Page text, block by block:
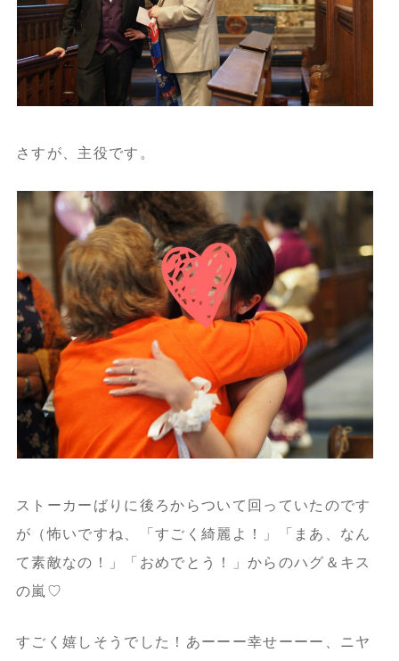
さすが、主役です。
ストーカーばりに後ろからついて回っていたのです
が（怖いですね、「すごく綺麗よ！」「まあ、なん
て素敵なの！」「おめでとう！」からのハグ＆キス
の嵐♡
すごく嬉しそうでした！あーーー幸せーーー、ニヤ